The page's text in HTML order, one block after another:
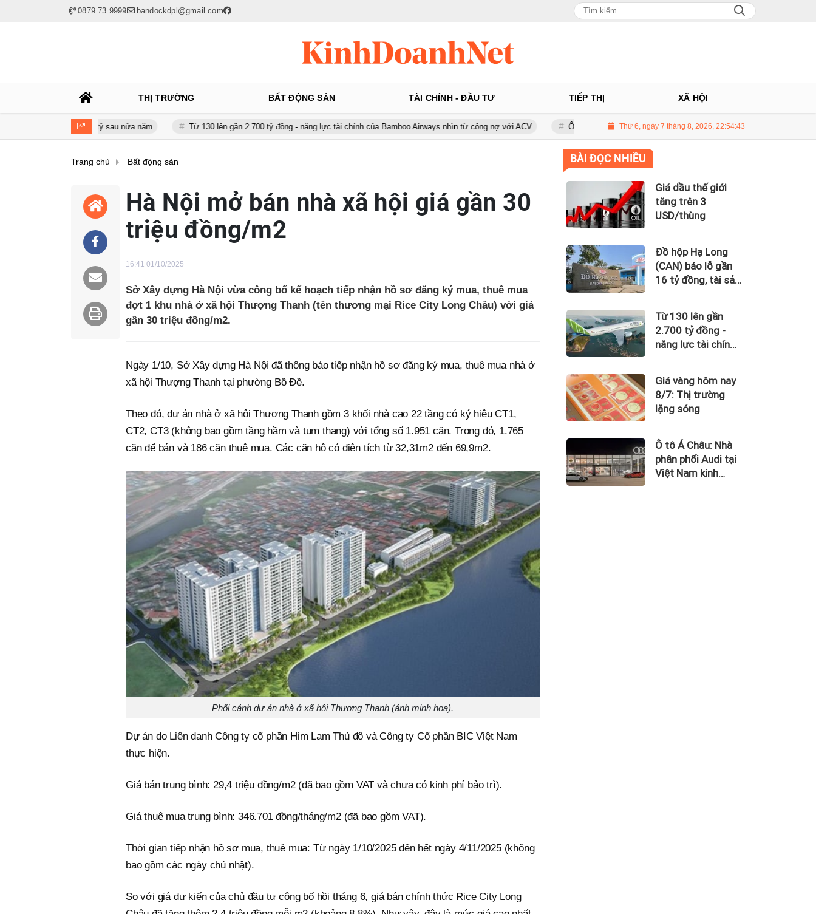
0879 73 9999 bandockdpl@gmail.com
THỊ TRƯỜNG BẤT ĐỘNG SẢN TÀI CHÍNH - ĐẦU TƯ TIẾP THỊ XÃ HỘI
gần 120 tỷ sau nửa năm Từ 130 lên gần 2.700 tỷ đồng - năng lực tài chính của Bamboo Airways nhìn từ công nợ với ACV Ô tô Á Châu: Nhà phân phối Audi tại Việt Nam kinh doanh thua lỗ
Thứ 6, ngày 7 tháng 8, 2026, 22:54:44
Trang chủ Bất động sản
Hà Nội mở bán nhà xã hội giá gần 30
triệu đồng/m2
16:41 01/10/2025
Sở Xây dựng Hà Nội vừa công bố kế hoạch tiếp nhận hồ sơ đăng ký mua, thuê mua
đợt 1 khu nhà ở xã hội Thượng Thanh (tên thương mại Rice City Long Châu) với giá
gần 30 triệu đồng/m2.
Ngày 1/10, Sở Xây dựng Hà Nội đã thông báo tiếp nhận hồ sơ đăng ký mua, thuê mua nhà ở
xã hội Thượng Thanh tại phường Bồ Đề.
Theo đó, dự án nhà ở xã hội Thượng Thanh gồm 3 khối nhà cao 22 tầng có ký hiệu CT1,
CT2, CT3 (không bao gồm tầng hầm và tum thang) với tổng số 1.951 căn. Trong đó, 1.765
căn để bán và 186 căn thuê mua. Các căn hộ có diện tích từ 32,31m2 đến 69,9m2.
Phối cảnh dự án nhà ở xã hội Thượng Thanh (ảnh minh họa).
Dự án do Liên danh Công ty cổ phần Him Lam Thủ đô và Công ty Cổ phần BIC Việt Nam
thực hiện.
Giá bán trung bình: 29,4 triệu đồng/m2 (đã bao gồm VAT và chưa có kinh phí bảo trì).
Giá thuê mua trung bình: 346.701 đồng/tháng/m2 (đã bao gồm VAT).
Thời gian tiếp nhận hồ sơ mua, thuê mua: Từ ngày 1/10/2025 đến hết ngày 4/11/2025 (không
bao gồm các ngày chủ nhật).
So với giá dự kiến của chủ đầu tư công bố hồi tháng 6, giá bán chính thức Rice City Long
BÀI ĐỌC NHIỀU
Giá dầu thế giới
tăng trên 3
USD/thùng
Đồ hộp Hạ Long
(CAN) báo lỗ gần
16 tỷ đồng, tài sản
sau nửa năm
Từ 130 lên gần
2.700 tỷ đồng -
năng lực tài chính
công nợ với ACV
Giá vàng hôm nay
8/7: Thị trường
lặng sóng
Ô tô Á Châu: Nhà
phân phối Audi tại
Việt Nam kinh